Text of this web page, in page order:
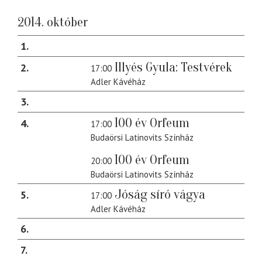
2014. október
1
2
17:00 Illyés Gyula: Testvérek
Adler Kávéház
3
4
17:00 100 év Orfeum
Budaörsi Latinovits Színház
20:00 100 év Orfeum
Budaörsi Latinovits Színház
5 17:00 Jóság síró vágya
Adler Kávéház
6
7